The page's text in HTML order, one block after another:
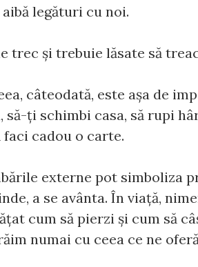
legături cu noi.
trec şi trebuie lăsate să
câteodată, este aşa de
să-ţi schimbi casa, să rupi
faci cadou o carte.
externe pot simboliza
a se avânta. În viaţă,
cum să pierzi şi cum să
numai cu ceea ce ne